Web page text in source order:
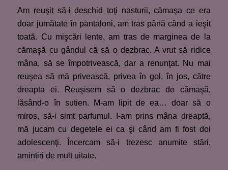
Am reuşit să-i deschid toţi nasturii, cămaşa ce era
doar jumătate în pantaloni, am tras până când a ieşit
toată. Cu mişcări lente, am tras de marginea de la
cămaşă cu gândul că să o dezbrac. A vrut să ridice
mâna, să se împotrivească, dar a renunţat. Nu mai
reuşea să mă privească, privea în gol, în jos, către
dreapta ei. Reuşisem să o dezbrac de cămaşă,
lăsând-o în sutien. M-am lipit de ea… doar să o
miros, să-i simt parfumul. I-am prins mâna dreaptă,
mă jucam cu degetele ei ca şi când am fi fost doi
adolescenţi. Încercam să-i trezesc anumite stări,
amintiri de mult uitate.